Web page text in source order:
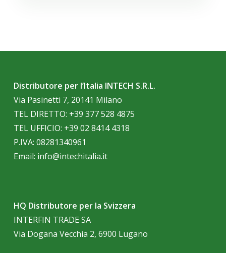
Distributore per l’Italia INTECH S.R.L.
Via Pasinetti 7, 20141 Milano
TEL DIRETTO: +39 377 528 4875
TEL UFFICIO: +39 02 8414 4318
P.IVA: 08281340961
Email: info@intechitalia.it
HQ Distributore per la Svizzera
INTERFIN TRADE SA
Via Dogana Vecchia 2, 6900 Lugano